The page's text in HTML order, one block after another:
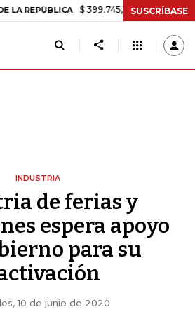
$ 399.745,16 +$ 2.295,71 +0,58%
SUSCRÍBASE
INDUSTRIA
de ferias y
espera apoyo
para su
10 de junio de 2020